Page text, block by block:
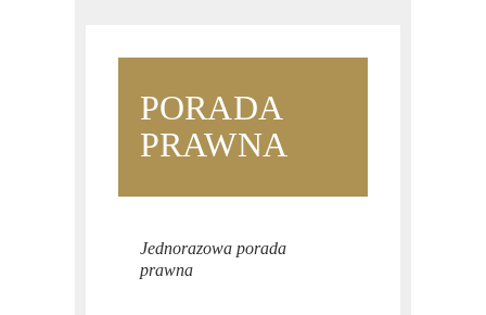
PORADA
PRAWNA
Jednorazowa porada
prawna